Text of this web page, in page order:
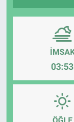
03:53
Sağlık
Teknoloji
Ramazan